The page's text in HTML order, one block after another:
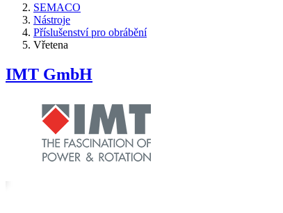
SEMACO
Nástroje
Příslušenství pro obrábění
Vřetena
IMT GmbH